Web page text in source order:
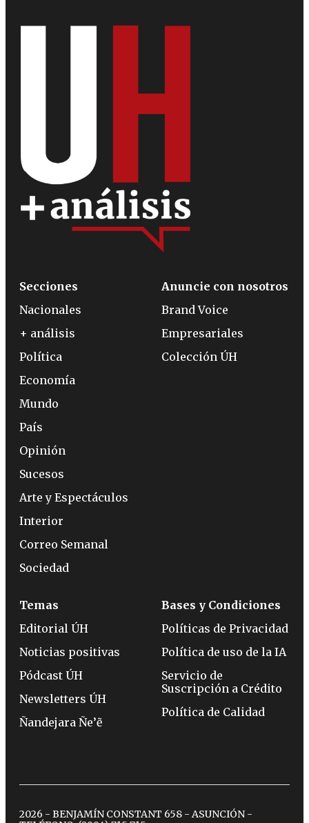
Secciones
Nacionales
+ análisis
Política
Economía
Mundo
País
Opinión
Sucesos
Arte y Espectáculos
Interior
Correo Semanal
Sociedad
Anuncie con nosotros
Brand Voice
Empresariales
Colección ÚH
Temas
Editorial ÚH
Noticias positivas
Pódcast ÚH
Newsletters ÚH
Ñandejara Ñe’ẽ
Bases y Condiciones
Políticas de Privacidad
Política de uso de la IA
Servicio de
Suscripción a Crédito
Política de Calidad
2026 - BENJAMÍN CONSTANT 658 - ASUNCIÓN -